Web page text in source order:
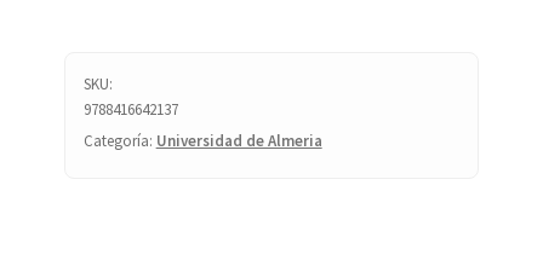
SKU:
9788416642137
Categoría: Universidad de Almeria